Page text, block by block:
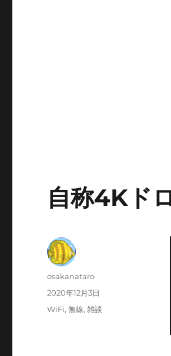
自称4Kド
投
osakanataro
投
2020年12月3日
カ
WiFi,無線,雑談